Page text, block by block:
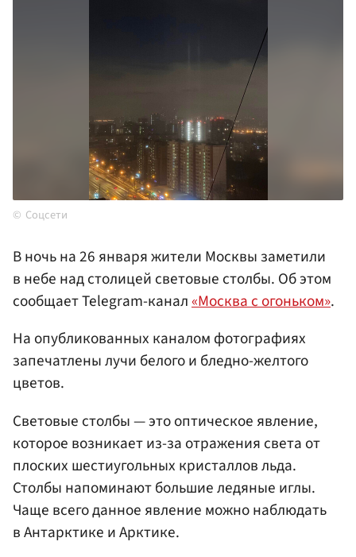
Соцсети
В ночь на 26 января жители Москвы заметили
в небе над столицей световые столбы. Об этом
сообщает Telegram-канал«Москва с огоньком».
На опубликованных каналом фотографиях
запечатлены лучи белого и бледно-желтого
цветов.
Световые столбы — это оптическое явление,
которое возникает из-за отражения света от
плоских шестиугольных кристаллов льда.
Столбы напоминают большие ледяные иглы.
Чаще всего данное явление можно наблюдать
в Антарктике и Арктике.